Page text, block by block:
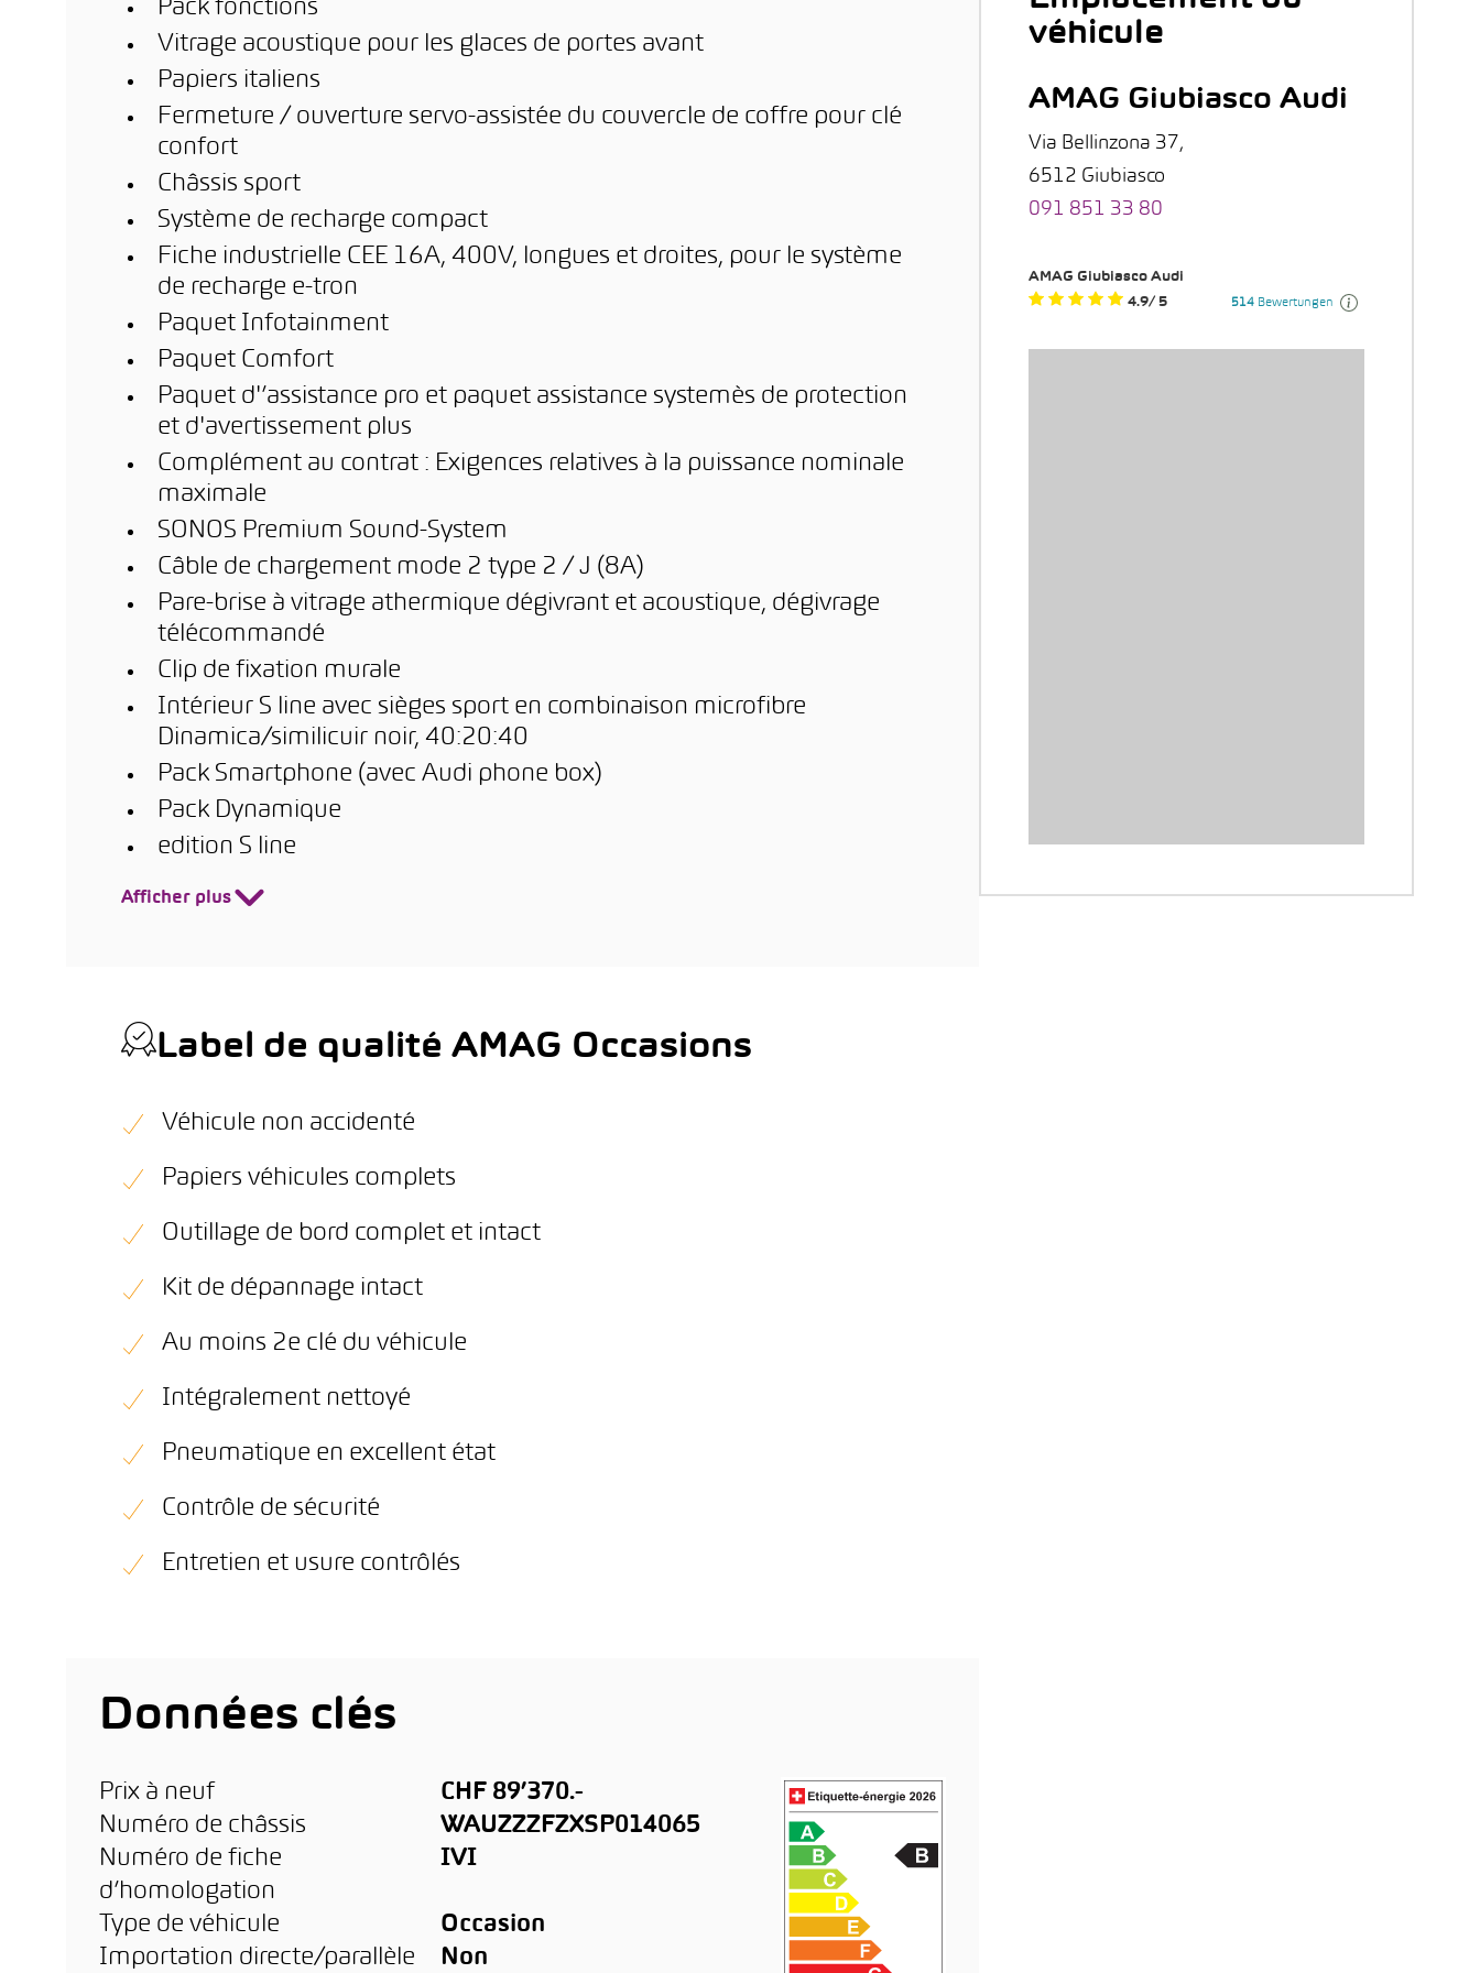
Pack fonctions
Vitrage acoustique pour les glaces de portes avant
Papiers italiens
Fermeture / ouverture servo-assistée du couvercle de coffre pour clé
confort
Châssis sport
Système de recharge compact
Fiche industrielle CEE 16A, 400V, longues et droites, pour le système
de recharge e-tron
Paquet Infotainment
Paquet Comfort
Paquet d'’assistance pro et paquet assistance systemès de protection
et d'avertissement plus
Complément au contrat : Exigences relatives à la puissance nominale
maximale
SONOS Premium Sound-System
Câble de chargement mode 2 type 2 / J (8A)
Pare-brise à vitrage athermique dégivrant et acoustique, dégivrage
télécommandé
Clip de fixation murale
Intérieur S line avec sièges sport en combinaison microfibre
Dinamica/similicuir noir, 40:20:40
Pack Smartphone (avec Audi phone box)
Pack Dynamique
edition S line
Afficher plus
Label de qualité AMAG Occasions
Véhicule non accidenté
Papiers véhicules complets
Outillage de bord complet et intact
Kit de dépannage intact
Au moins 2e clé du véhicule
Intégralement nettoyé
Pneumatique en excellent état
Contrôle de sécurité
Entretien et usure contrôlés
Données clés
Prix à neuf
CHF 89’370.-
Numéro de châssis
WAUZZZFZXSP014065
Numéro de fiche
d’homologation
IVI
Type de véhicule
Occasion
Importation directe/parallèle
Non
véhicule
AMAG Giubiasco Audi
Via Bellinzona 37,
6512 Giubiasco
091 851 33 80